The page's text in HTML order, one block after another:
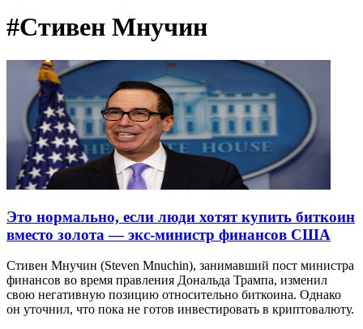
#Стивен Мнучин
Это нормально, если люди хотят купить биткоин
вместо золота — экс-министр финансов США
Стивен Мнучин (Steven Mnuchin), занимавший пост министра
финансов во время правления Дональда Трампа, изменил
свою негативную позицию относительно биткоина. Однако
он уточнил, что пока не готов инвестировать в криптовалюту.